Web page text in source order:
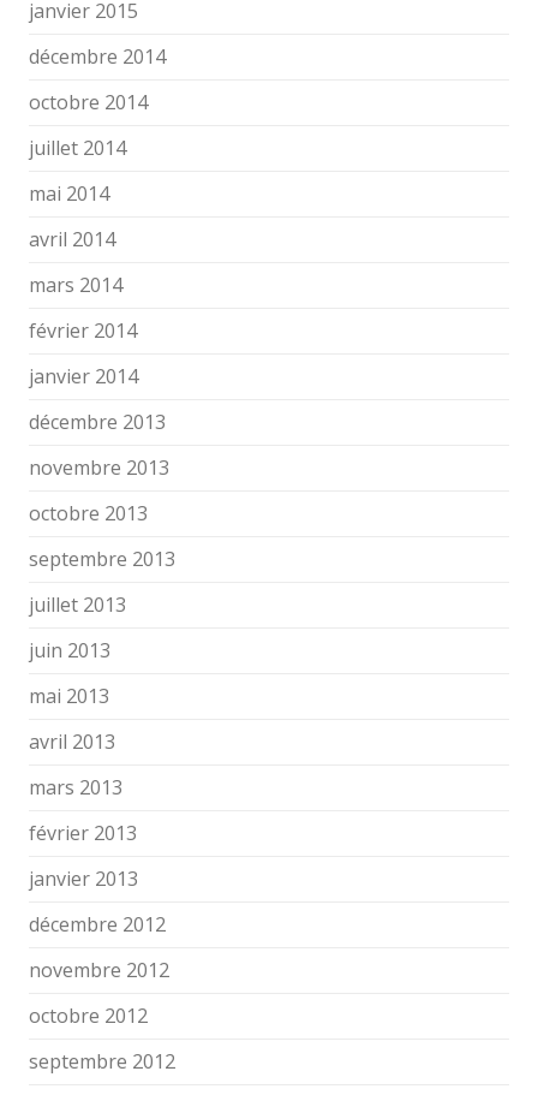
janvier 2015
décembre 2014
octobre 2014
juillet 2014
mai 2014
avril 2014
mars 2014
février 2014
janvier 2014
décembre 2013
novembre 2013
octobre 2013
septembre 2013
juillet 2013
juin 2013
mai 2013
avril 2013
mars 2013
février 2013
janvier 2013
décembre 2012
novembre 2012
octobre 2012
septembre 2012